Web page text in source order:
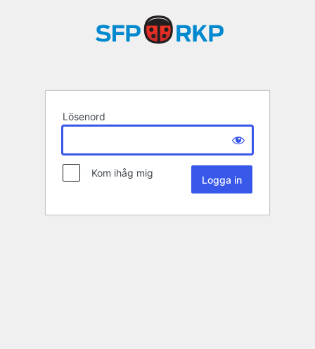
Lösenord
Kom ihåg mig